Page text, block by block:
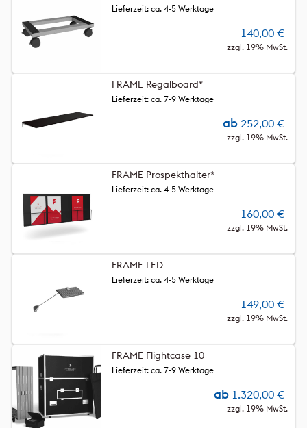
140,00 €
zzgl. 19% MwSt.
Lieferzeit: ca. 4-5 Werktage
FRAME Regalboard*
Lieferzeit: ca. 7-9 Werktage
ab 252,00 €
zzgl. 19% MwSt.
FRAME Prospekthalter*
160,00 €
zzgl. 19% MwSt.
Lieferzeit: ca. 4-5 Werktage
FRAME LED
149,00 €
zzgl. 19% MwSt.
Lieferzeit: ca. 4-5 Werktage
FRAME Flightcase 10
Lieferzeit: ca. 7-9 Werktage
ab 1.320,00 €
zzgl. 19% MwSt.